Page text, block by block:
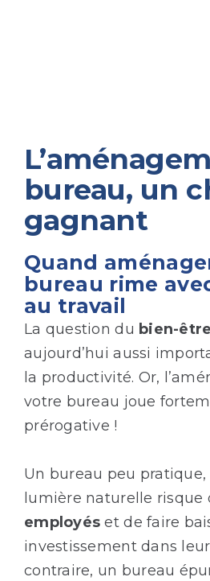
bureau, un
gagnant
Quand
bureau rime
au travail
La question du bien-
aujourd’hui aussi
la productivité. Or,
votre bureau joue
prérogative !
Un bureau peu
lumière naturelle risque
employés et de faire
investissement dans
contraire, un bureau